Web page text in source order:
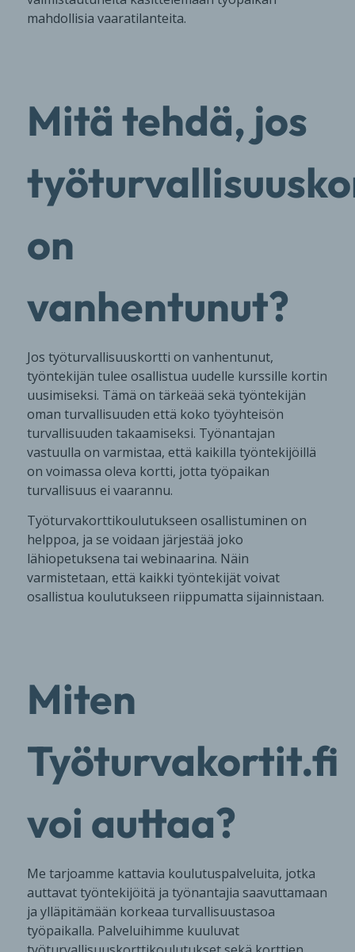
mahdollisia vaaratilanteita.
Mitä tehdä, jos
on
vanhentunut?
Jos työturvallisuuskortti on vanhentunut,
työntekijän tulee osallistua uudelle kurssille kortin
uusimiseksi. Tämä on tärkeää sekä työntekijän
oman turvallisuuden että koko työyhteisön
turvallisuuden takaamiseksi. Työnantajan
vastuulla on varmistaa, että kaikilla työntekijöillä
on voimassa oleva kortti, jotta työpaikan
turvallisuus ei vaarannu.
Työturvakorttikoulutukseen osallistuminen on
helppoa, ja se voidaan järjestää joko
lähiopetuksena tai webinaarina. Näin
varmistetaan, että kaikki työntekijät voivat
osallistua koulutukseen riippumatta sijainnistaan.
Miten
Työturvakortit.fi
voi auttaa?
Me tarjoamme kattavia koulutuspalveluita, jotka
auttavat työntekijöitä ja työnantajia saavuttamaan
ja ylläpitämään korkeaa turvallisuustasoa
työpaikalla. Palveluihimme kuuluvat